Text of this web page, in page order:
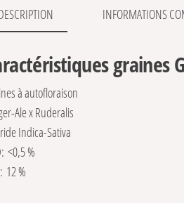
INFORMATIONS
graines
àautofloraison
Ale x Ruderalis
Indica-Sativa
<0,5 %
12 %